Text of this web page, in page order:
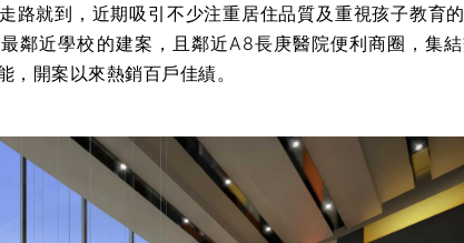
路就到，近期吸引不少注重居住品質及重視孩子教育
鄰近學校的建案，且鄰近A8長庚醫院便利商圈，集
，開案以來熱銷百戶佳績。